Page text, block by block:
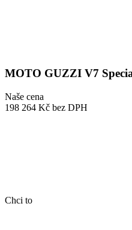
MOTO GUZZI V7
Naše cena
198 264 Kč bez DPH
Chci to